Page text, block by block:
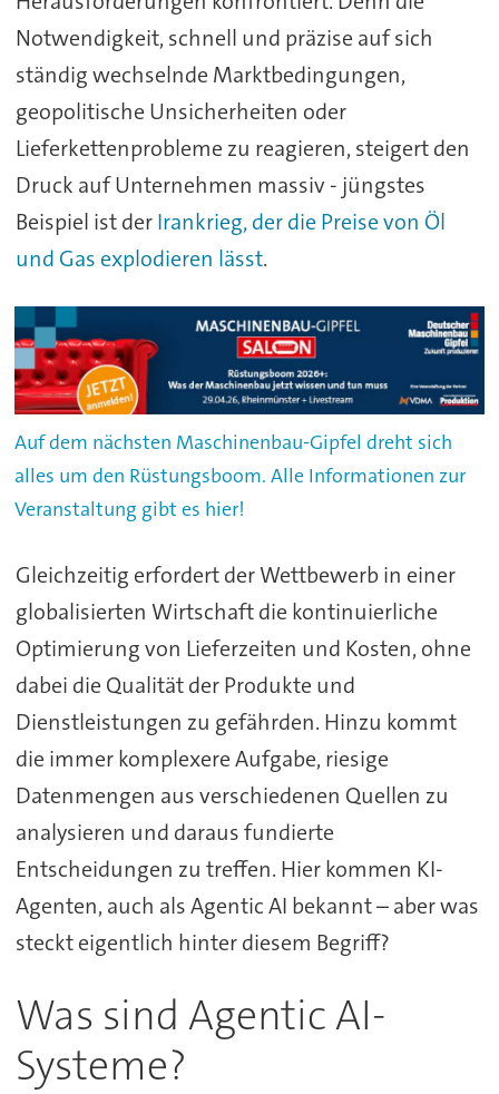
Notwendigkeit, schnell und präzise auf sich
ständig wechselnde Marktbedingungen,
geopolitische Unsicherheiten oder
Lieferkettenprobleme zu reagieren, steigert den
Druck auf Unternehmen massiv - jüngstes
Beispiel ist derIrankrieg, der die Preise von Öl
und Gas explodieren lässt.
Auf dem nächsten Maschinenbau-Gipfel dreht sich
alles um den Rüstungsboom. Alle Informationen zur
Veranstaltung gibt es hier!
Gleichzeitig erfordert der Wettbewerb in einer
globalisierten Wirtschaft die kontinuierliche
Optimierung von Lieferzeiten und Kosten, ohne
dabei die Qualität der Produkte und
Dienstleistungen zu gefährden. Hinzu kommt
die immer komplexere Aufgabe, riesige
Datenmengen aus verschiedenen Quellen zu
analysieren und daraus fundierte
Entscheidungen zu treffen. Hier kommen KI-
Agenten, auch als Agentic AI bekannt – aber was
steckt eigentlich hinter diesem Begriff?
Was sind Agentic AI-
Systeme?